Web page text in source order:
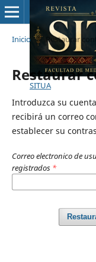
SITUA
Inicio / Restaurar
Restaurar
Introduzca su
recibirá un correo
establecer su
Correo electronico de
registrados *